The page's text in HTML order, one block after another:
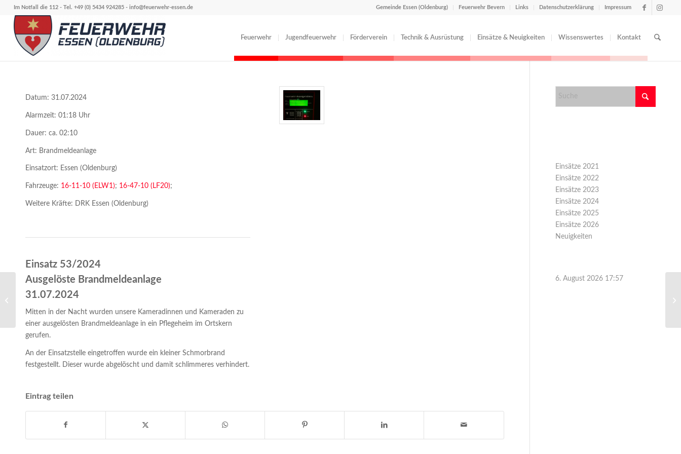
Gemeinde Essen (Oldenburg) Feuerwehr Bevern Links Datenschutzerklärung Impressum
Im Notfall die 112 - Tel. +49 (0) 5434 924285 - info@feuerwehr-essen.de
Feuerwehr Jugendfeuerwehr Förderverein Technik & Ausrüstung Einsätze & Neuigkeiten Wissenswertes Kontakt
Datum: 31.07.2024
Alarmzeit: 01:18 Uhr
Dauer: ca. 02:10
Art: Brandmeldeanlage
Einsatzort: Essen (Oldenburg)
Fahrzeuge: 16-11-10 (ELW1); 16-47-10 (LF20);
Weitere Kräfte: DRK Essen (Oldenburg)
Einsatz 53/2024
Ausgelöste Brandmeldeanlage
31.07.2024
Mitten in der Nacht wurden unsere Kameradinnen und Kameraden zu
einer ausgelösten Brandmeldeanlage in ein Pflegeheim im Ortskern
gerufen.
An der Einsatzstelle eingetroffen wurde ein kleiner Schmorbrand
festgestellt. Dieser wurde abgelöscht und damit schlimmeres verhindert.
Eintrag teilen
Einsätze 2021
Einsätze 2022
Einsätze 2023
Einsätze 2024
Einsätze 2025
Einsätze 2026
Neuigkeiten
6. August 2026 17:57
Einsatz 52/2024- Unrat brennt